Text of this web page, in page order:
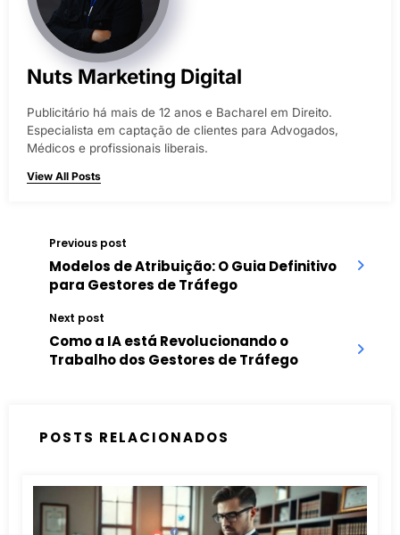
Nuts Marketing Digital
Publicitário há mais de 12 anos e Bacharel em Direito.
Especialista em captação de clientes para Advogados,
Médicos e profissionais liberais.
View All Posts
Previous post
Modelos de Atribuição: O Guia Definitivo
para Gestores de Tráfego
Next post
Como a IA está Revolucionando o
Trabalho dos Gestores de Tráfego
POSTS RELACIONADOS